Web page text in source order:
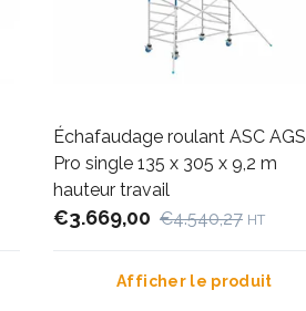
Échafaudage roulant ASC AGS
Pro single 135 x 305 x 9,2 m
hauteur travail
€3.669,00 €4.540,27 HT
Afficher le produit